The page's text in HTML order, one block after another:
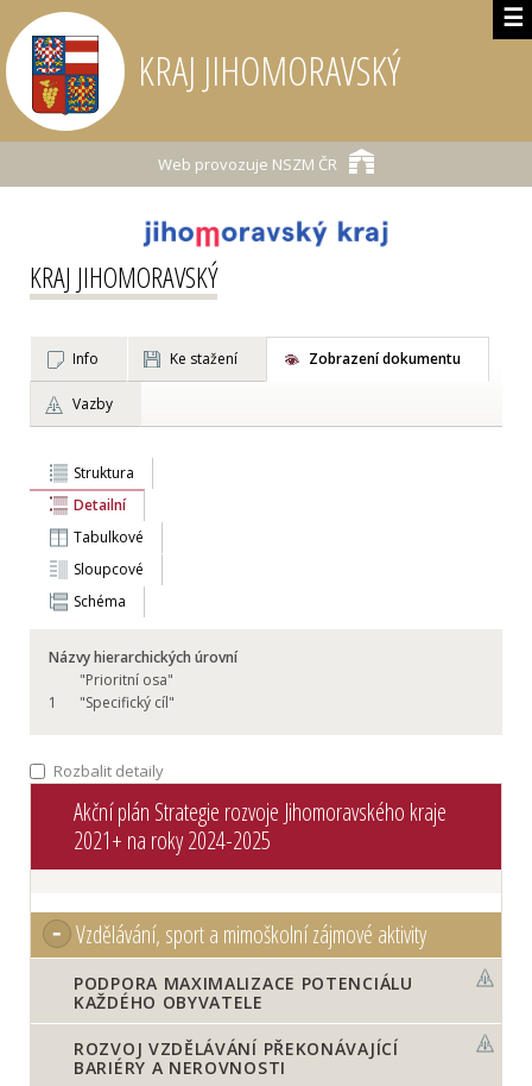
☰
KRAJ JIHOMORAVSKÝ
Web provozuje NSZM ČR
KRAJ JIHOMORAVSKÝ
Info Ke stažení Zobrazení dokumentu
Vazby
Struktura
Detailní
Tabulkové
Sloupcové
Schéma
Názvy hierarchických úrovní
"Prioritní osa"
1
"Specifický cíl"
Rozbalit detaily
Akční plán Strategie rozvoje Jihomoravského kraje
2021+ na roky 2024-2025
Vzdělávání, sport a mimoškolní zájmové aktivity
PODPORA MAXIMALIZACE POTENCIÁLU
KAŽDÉHO OBYVATELE
ROZVOJ VZDĚLÁVÁNÍ PŘEKONÁVAJÍCÍ
BARIÉRY A NEROVNOSTI